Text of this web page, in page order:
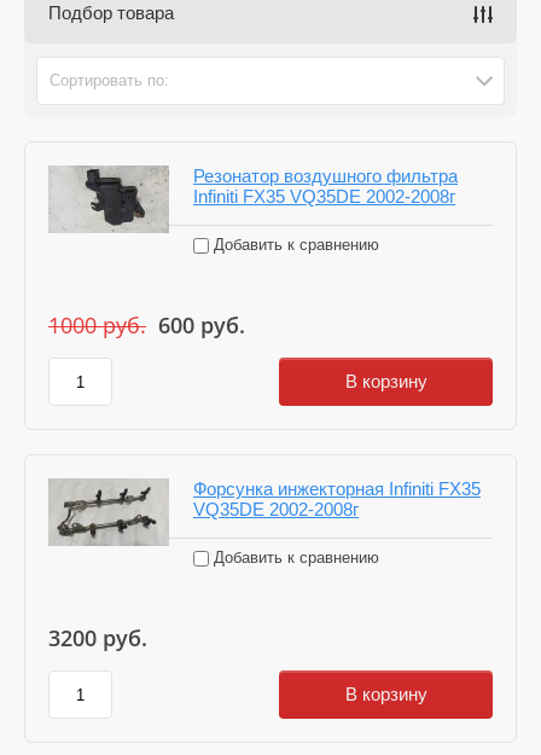
Подбор товара
Сортировать по:
Резонатор воздушного фильтра
Infiniti FX35 VQ35DE 2002-2008г
Добавить к сравнению
1000руб. 600 руб.
В корзину
Форсунка инжекторная Infiniti FX35
VQ35DE 2002-2008г
Добавить к сравнению
3200 руб.
В корзину